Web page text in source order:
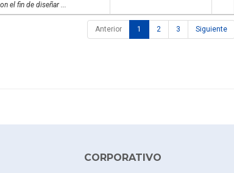
el fin de diseñar ...
Anterior 1 2 3 Siguiente
CORPORATIVO